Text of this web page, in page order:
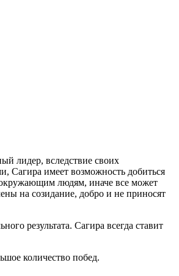
лидер, вследствие своих
Сагира имеет возможность добиться
людям, иначе все может
на созидание, добро и не приносят
результата. Сагира всегда ставит
количество побед.